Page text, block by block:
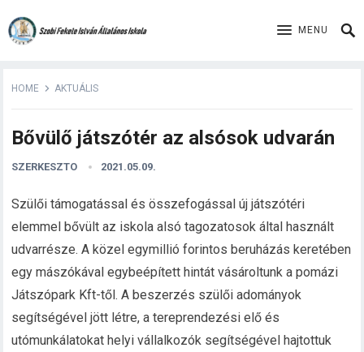
MENU
HOME AKTUÁLIS
Bővülő játszótér az alsósok udvarán
SZERKESZTO 2021.05.09.
Szülői támogatással és összefogással új játszótéri
elemmel bővült az iskola alsó tagozatosok által használt
udvarrésze. A közel egymillió forintos beruházás keretében
egy mászókával egybeépített hintát vásároltunk a pomázi
Játszópark Kft-től. A beszerzés szülői adományok
segítségével jött létre, a tereprendezési elő és
utómunkálatokat helyi vállalkozók segítségével hajtottuk